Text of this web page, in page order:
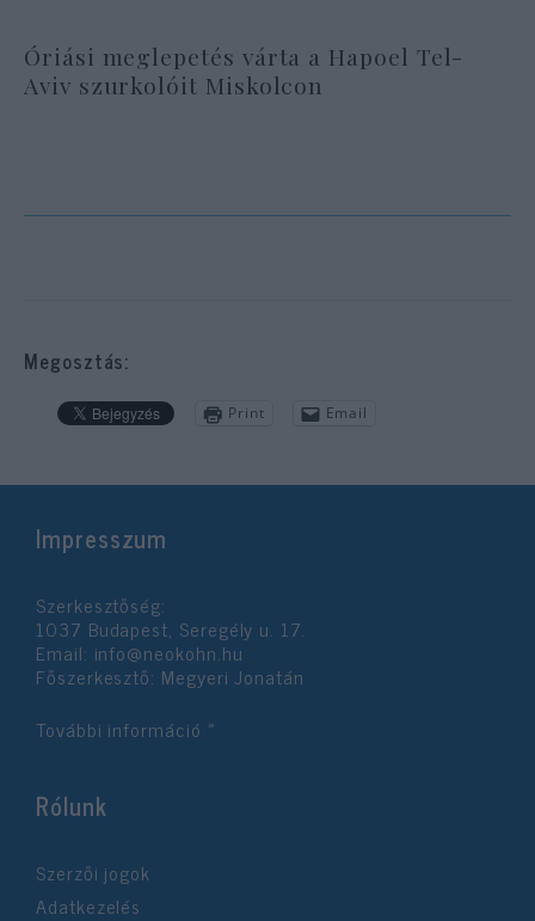
Óriási meglepetés várta a Hapoel Tel-
Aviv szurkolóit Miskolcon
Megosztás:
Print Email
Impresszum
Szerkesztőség:
1037 Budapest, Seregély u. 17.
Email: info@neokohn.hu
Főszerkesztő: Megyeri Jonatán
További információ »
Rólunk
Szerzői jogok
Adatkezelés